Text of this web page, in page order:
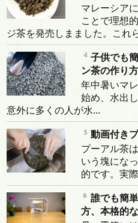
マレーシア
ことで理想
ジ茶を発売しまました。これ
子供でも
ン茶の作り方
年中暑いマ
始め、水出
意外に多くの人が水...
動画付き
プーアル茶
いう塊にな
的です。実
誰でも簡
方、本格的